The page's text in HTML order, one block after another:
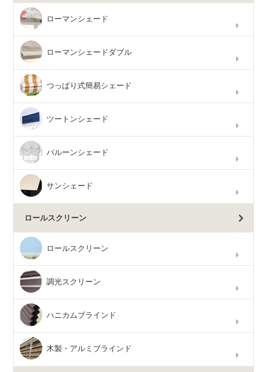
ローマンシェード
ローマンシェードダブル
つっぱり式簡易シェード
ツートンシェード
バルーンシェード
サンシェード
ロールスクリーン
ロールスクリーン
調光スクリーン
ハニカムブラインド
木製・アルミブラインド